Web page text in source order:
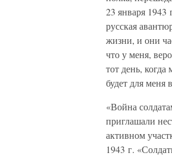
23 января 1943
русская
жизни, и они
что у меня,
тот день,
будет для
«Война
приглашали
активном
1943 г.